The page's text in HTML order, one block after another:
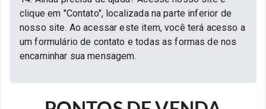
clique em "Contato", localizada na parte inferior de
nosso site. Ao acessar este item, você terá acesso a
um formulário de contato e todas as formas de nos
encaminhar sua mensagem.